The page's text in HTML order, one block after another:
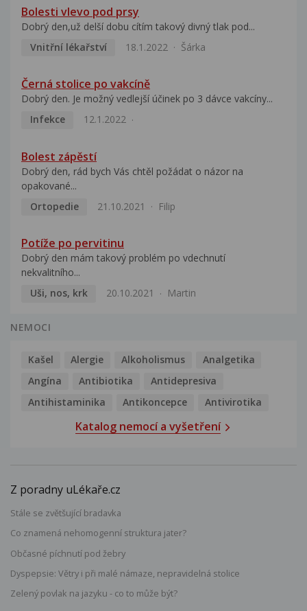
Bolesti vlevo pod prsy
Dobrý den,už delší dobu cítím takový divný tlak pod...
Vnitřní lékařství
18.1.2022 Šárka
Černá stolice po vakcíně
Dobrý den. Je možný vedlejší účinek po 3 dávce vakcíny...
Infekce
12.1.2022
Bolest zápěstí
Dobrý den, rád bych Vás chtěl požádat o názor na
opakované...
Ortopedie
21.10.2021 Filip
Potíže po pervitinu
Dobrý den mám takový problém po vdechnutí
nekvalitního...
Uši, nos, krk
20.10.2021 Martin
NEMOCI
Kašel Alergie Alkoholismus
Analgetika
Angína
Antibiotika
Antidepresiva
Antihistaminika
Antikoncepce Antivirotika
Katalog nemocí a vyšetření
Z poradny uLékaře.cz
Stále se zvětšující bradavka
Co znamená nehomogenní struktura jater?
Občasné píchnutí pod žebry
Dyspepsie: Větry i při malé námaze, nepravidelná stolice
Zelený povlak na jazyku - co to může být?